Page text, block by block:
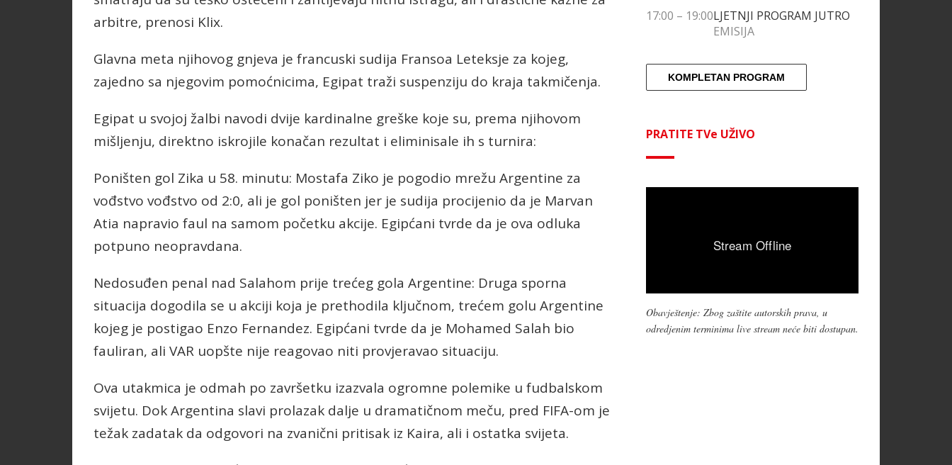
arbitre, prenosi Klix.
Glavna meta njihovog gnjeva je francuski sudija Fransoa Leteksje za kojeg,
zajedno sa njegovim pomoćnicima, Egipat traži suspenziju do kraja takmičenja.
Egipat u svojoj žalbi navodi dvije kardinalne greške koje su, prema njihovom
mišljenju, direktno iskrojile konačan rezultat i eliminisale ih s turnira:
Poništen gol Zika u 58. minutu: Mostafa Ziko je pogodio mrežu Argentine za
vođstvo vođstvo od 2:0, ali je gol poništen jer je sudija procijenio da je Marvan
Atia napravio faul na samom početku akcije. Egipćani tvrde da je ova odluka
potpuno neopravdana.
Nedosuđen penal nad Salahom prije trećeg gola Argentine: Druga sporna
situacija dogodila se u akciji koja je prethodila ključnom, trećem golu Argentine
kojeg je postigao Enzo Fernandez. Egipćani tvrde da je Mohamed Salah bio
fauliran, ali VAR uopšte nije reagovao niti provjeravao situaciju.
Ova utakmica je odmah po završetku izazvala ogromne polemike u fudbalskom
svijetu. Dok Argentina slavi prolazak dalje u dramatičnom meču, pred FIFA-om je
težak zadatak da odgovori na zvanični pritisak iz Kaira, ali i ostatka svijeta.
17:00 – 19:00LJETNJI PROGRAM JUTRO
EMISIJA
KOMPLETAN PROGRAM
PRATITE TVe UŽIVO
Obavještenje: Zbog zaštite autorskih prava, u
odredjenim terminima live stream neće biti dostupan.